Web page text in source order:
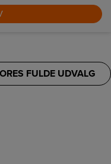
FULDE UDVALG